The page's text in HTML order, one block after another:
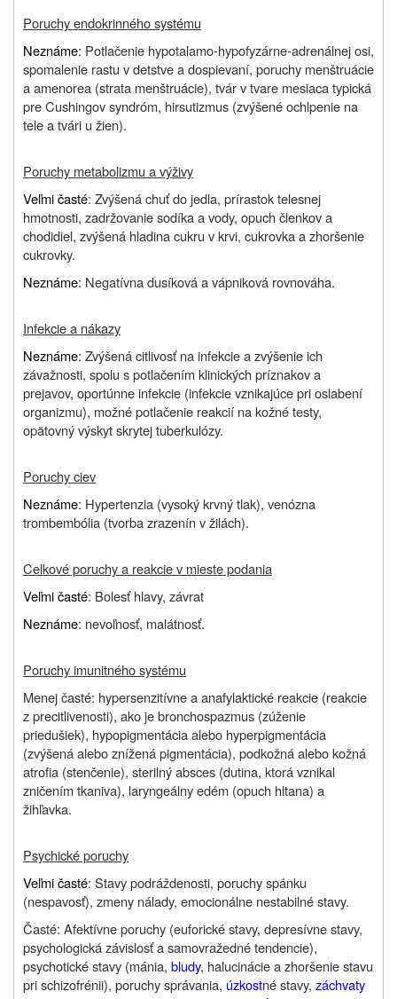
Poruchy endokrinného systému
Neznáme: Potlačenie hypotalamo-hypofyzárne-adrenálnej osi,
spomalenie rastu v detstve a dospievaní, poruchy menštruácie
a amenorea (strata menštruácie), tvár v tvare mesiaca typická
pre Cushingov syndróm, hirsutizmus (zvýšené ochlpenie na
tele a tvári u žien).
Poruchy metabolizmu a výživy
Veľmi časté: Zvýšená chuť do jedla, prírastok telesnej
hmotnosti, zadržovanie sodíka a vody, opuch členkov a
chodidiel, zvýšená hladina cukru v krvi, cukrovka a zhoršenie
cukrovky.
Neznáme: Negatívna dusíková a vápniková rovnováha.
Infekcie a nákazy
Neznáme: Zvýšená citlivosť na infekcie a zvýšenie ich
závažnosti, spolu s potlačením klinických príznakov a
prejavov, oportúnne infekcie (infekcie vznikajúce pri oslabení
organizmu), možné potlačenie reakcií na kožné testy,
opätovný výskyt skrytej tuberkulózy.
Poruchy ciev
Neznáme: Hypertenzia (vysoký krvný tlak), venózna
trombembólia (tvorba zrazenín v žilách).
Celkové poruchy a reakcie v mieste podania
Veľmi časté: Bolesť hlavy, závrat
Neznáme: nevoľnosť, malátnosť.
Poruchy imunitného systému
Menej časté: hypersenzitívne a anafylaktické reakcie (reakcie
z precitlivenosti), ako je bronchospazmus (zúženie
priedušiek), hypopigmentácia alebo hyperpigmentácia
(zvýšená alebo znížená pigmentácia), podkožná alebo kožná
atrofia (stenčenie), sterilný absces (dutina, ktorá vznikal
zničením tkaniva), laryngeálny edém (opuch hltana) a
žihľavka.
Psychické poruchy
Veľmi časté: Stavy podráždenosti, poruchy spánku
(nespavosť), zmeny nálady, emocionálne nestabilné stavy.
Časté: Afektívne poruchy (euforické stavy, depresívne stavy,
psychologická závislosť a samovražedné tendencie),
psychotické stavy (mánia, bludy, halucinácie a zhoršenie stavu
pri schizofrénii), poruchy správania, úzkostné stavy, záchvaty